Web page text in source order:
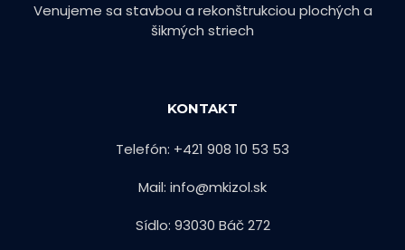
Venujeme sa stavbou a rekonštrukciou plochých a
šikmých striech
KONTAKT
Telefón: +421 908 10 53 53
Mail: info@mkizol.sk
Sídlo: 93030 Báč 272